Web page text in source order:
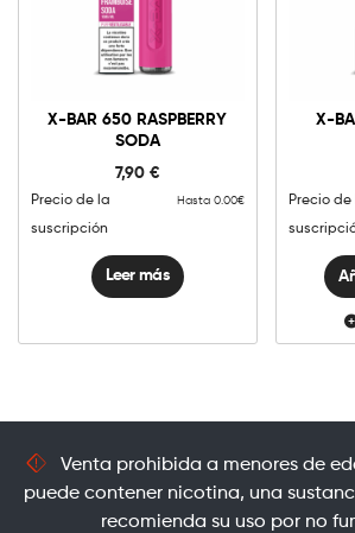
X-BAR 650 RASPBERRY
SODA
7,90 €
Precio de la
suscripción
Hasta 0.00€
Leer más
X-
Precio de
Venta prohibida a menores de
puede contener nicotina, una
recomienda su uso por no